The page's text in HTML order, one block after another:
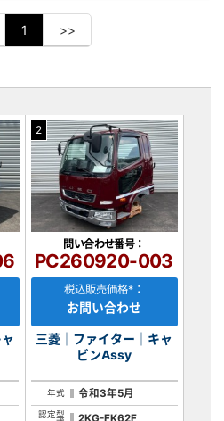
1 >>
2
問い合わせ番号：
PC260920-003
税込販売価格*：
お問い合わせ
三菱｜ファイター｜キャ
ビンAssy
年式 令和3年5月
認定型
2KG-FK62F